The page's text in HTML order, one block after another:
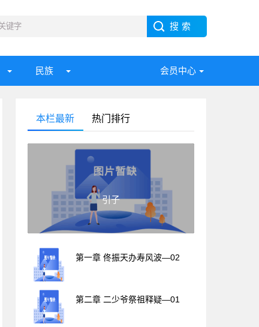
民族 会员中心
本栏最新 热门排行
引子
第一章 佟振天办寿风波—02
第二章 二少爷祭祖释疑—01